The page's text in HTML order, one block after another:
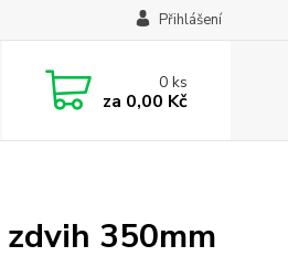
Přihlášení
0ks
za 0,00 Kč
350mm